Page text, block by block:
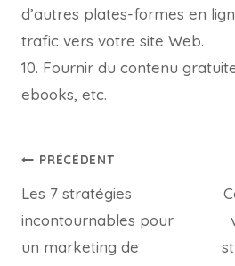
d’autres plates-formes en
trafic vers votre site Web.
10. Fournir du contenu
ebooks, etc.
PRÉCÉDENT
Les 7 stratégies
incontournables pour
un marketing de